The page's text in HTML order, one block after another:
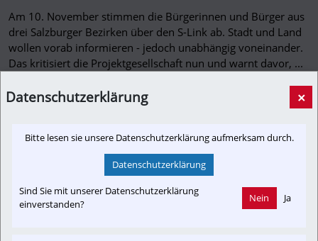
Am 10. November stimmen die Bürgerinnen und Bürger aus
drei Salzburger Bezirken über den S-Link ab. Stadt und Land
wollen vorab informieren - jedoch unabhängig voneinander.
Das kritisiert die Projektgesellschaft nun und warnt davor, ...
Newslink: Klicken Sie hier um auf den externen Artikel von
sn.at zu gelangen.
(Neuer Tab wird geöffnet)
Datenschutzerklärung ×
Bitte lesen sie unsere Datenschutzerklärung aufmerksam durch.
Datenschutzerklärung
Sind Sie mit unserer Datenschutzerklärung
einverstanden?
Nein Ja